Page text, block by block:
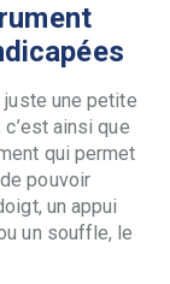
juste une petite
ainsi que
qui permet
pouvoir
un appui
un souffle, le